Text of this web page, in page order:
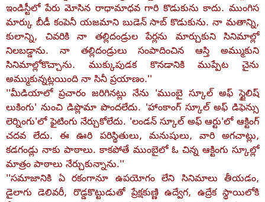
ఇండిస్టీలో పేరు మోసిన రాధామాధవ గారి కొడుకును కాదు. ముంగిస
మార్కు బీడీ కంపెనీ యజమాని బుడెన్‌ సాబ్‌ కొడుకును. నా మతాన్ని,
కులాన్ని, చివరికి నా తల్లిదండ్రుల పేర్లను మార్చుకుని సినిమాల్లో
నిలబడ్డాను. నా తల్లిదండ్రులు సంపాదించిన ఆస్తి అమ్ముకుని
సినిమాల్లోకొచ్చాను. ముక్కుపుడక కొనడానికి ముప్పేట చైను
అమ్ముకున్నట్లయింది నా సినీ ప్రయాణం.''
''మీడియాలో ప్రచారం జరిగినట్లు నేను 'ముంబై స్కూల్‌ అఫ్‌ స్టైలిష్‌
లుకింగు' నుంచి డిప్లొమా పొందలేదు. 'హాంకాంగ్‌ స్కూల్‌ అఫ్‌ డిఫెన్సు
లెర్నింగు'లో ఫైటింగు నేర్చుకోలేదు. 'లండన్‌ స్కూల్‌ అఫ్‌ ఆర్టు'లో ఆక్టింగ్‌
చదవ లేదు. ఈ ఊరి పరిస్థితులు, మనుషులు, వారి అగచాట్లు,
కడగండ్లు నాకు పాఠాలు. కాకపోతే ముంబైలో ఓ చిన్న ఆక్టింగు స్కూల్లో
మాత్రం పాఠాలు నేర్చుకున్నాను.''
''సమాజానికి ఏ రకంగానూ ఉపయోగం లేని సినిమాలు తీయడం,
డైలాగు డెలివరీ, రొడ్డకొట్టుడుతో ప్రేక్షకుణ్ణి ఉద్వేగ, ఉద్రేక స్థాయిలోకి